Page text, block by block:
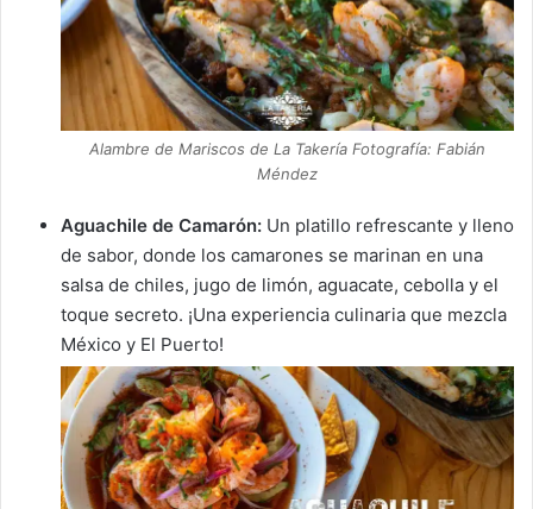
Alambre de Mariscos de La Takería Fotografía: Fabián
Méndez
Aguachile de Camarón: Un platillo refrescante y lleno
de sabor, donde los camarones se marinan en una
salsa de chiles, jugo de limón, aguacate, cebolla y el
toque secreto. ¡Una experiencia culinaria que mezcla
México y El Puerto!